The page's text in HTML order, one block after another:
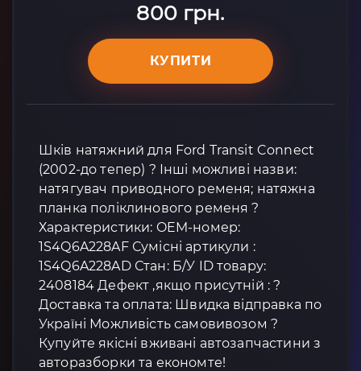
800 грн.
КУПИТИ
Шків натяжний для Ford Transit Connect
(2002-до тепер) ? Інші можливі назви:
натягувач приводного ременя; натяжна
планка поліклинового ременя ?
Характеристики: OEM-номер:
1S4Q6A228AF Сумісні артикули :
1S4Q6A228AD Стан: Б/У ID товару:
2408184 Дефект ,якщо присутній : ?
Доставка та оплата: Швидка відправка по
Україні Можливість самовивозом ?
Купуйте якісні вживані автозапчастини з
авторазборки та економте!